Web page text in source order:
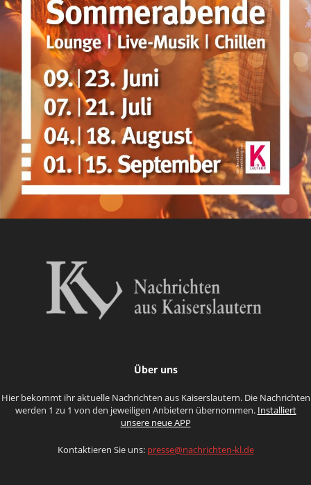
Über uns
Hier bekommt ihr aktuelle Nachrichten aus Kaiserslautern. Die Nachrichten
werden 1 zu 1 von den jeweiligen Anbietern übernommen. Installiert
unsere neue APP
Kontaktieren Sie uns: presse@nachrichten-kl.de